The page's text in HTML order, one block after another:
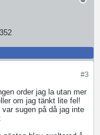
352
#3
order jag la utan mer
om jag tänkt lite fel!
sugen på då jag inte